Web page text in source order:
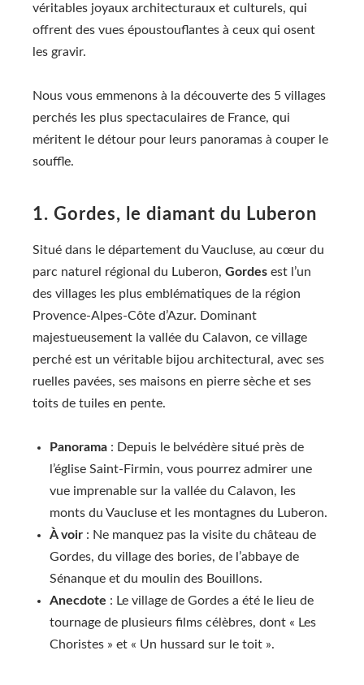
véritables joyaux architecturaux et culturels, qui
offrent des vues époustouflantes à ceux qui osent
les gravir.
Nous vous emmenons à la découverte des 5 villages
perchés les plus spectaculaires de France, qui
méritent le détour pour leurs panoramas à couper le
souffle.
1. Gordes, le diamant du Luberon
Situé dans le département du Vaucluse, au cœur du
parc naturel régional du Luberon, Gordes est l’un
des villages les plus emblématiques de la région
Provence-Alpes-Côte d’Azur. Dominant
majestueusement la vallée du Calavon, ce village
perché est un véritable bijou architectural, avec ses
ruelles pavées, ses maisons en pierre sèche et ses
toits de tuiles en pente.
Panorama : Depuis le belvédère situé près de
l’église Saint-Firmin, vous pourrez admirer une
vue imprenable sur la vallée du Calavon, les
monts du Vaucluse et les montagnes du Luberon.
À voir : Ne manquez pas la visite du château de
Gordes, du village des bories, de l’abbaye de
Sénanque et du moulin des Bouillons.
Anecdote : Le village de Gordes a été le lieu de
tournage de plusieurs films célèbres, dont « Les
Choristes » et « Un hussard sur le toit ».